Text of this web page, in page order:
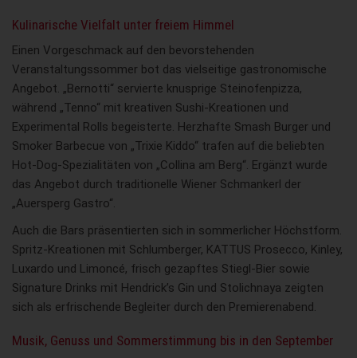
Kulinarische Vielfalt unter freiem Himmel
Einen Vorgeschmack auf den bevorstehenden
Veranstaltungssommer bot das vielseitige gastronomische
Angebot. „Bernotti“ servierte knusprige Steinofenpizza,
während „Tenno“ mit kreativen Sushi-Kreationen und
Experimental Rolls begeisterte. Herzhafte Smash Burger und
Smoker Barbecue von „Trixie Kiddo“ trafen auf die beliebten
Hot-Dog-Spezialitäten von „Collina am Berg“. Ergänzt wurde
das Angebot durch traditionelle Wiener Schmankerl der
„Auersperg Gastro“.
Auch die Bars präsentierten sich in sommerlicher Höchstform.
Spritz-Kreationen mit Schlumberger, KATTUS Prosecco, Kinley,
Luxardo und Limoncé, frisch gezapftes Stiegl-Bier sowie
Signature Drinks mit Hendrick’s Gin und Stolichnaya zeigten
sich als erfrischende Begleiter durch den Premierenabend.
Musik, Genuss und Sommerstimmung bis in den September